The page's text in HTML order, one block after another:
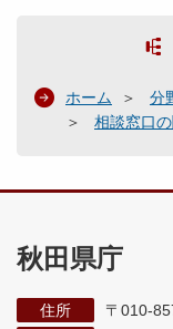
ホーム 分
相談窓口
秋田県庁
住所
〒010-